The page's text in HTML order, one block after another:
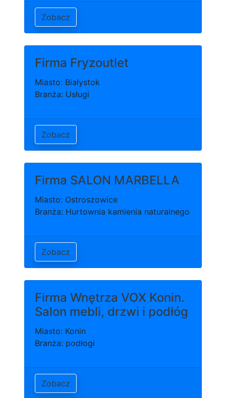
Zobacz
Firma Fryzoutlet
Miasto: Białystok
Branża: Usługi
Zobacz
Firma SALON MARBELLA
Miasto: Ostroszowice
Branża: Hurtownia kamienia naturalnego
Zobacz
Firma Wnętrza VOX Konin.
Salon mebli, drzwi i podłóg
Miasto: Konin
Branża: podłogi
Zobacz